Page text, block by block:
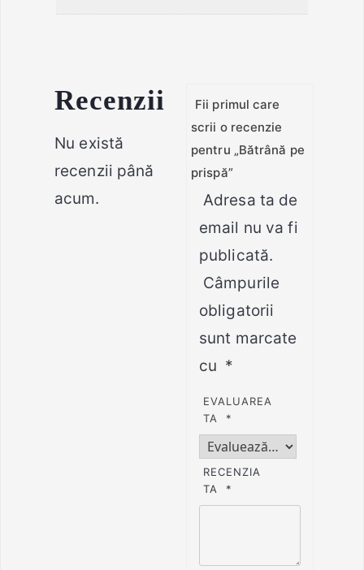
Recenzii
Nu există
recenzii până
acum.
Fii primul care
scrii o recenzie
pentru „Bătrână pe
prispă”
Adresa ta de
email nu va fi
publicată.
Câmpurile
obligatorii
sunt marcate
cu *
EVALUAREA
TA
*
RECENZIA
TA
*